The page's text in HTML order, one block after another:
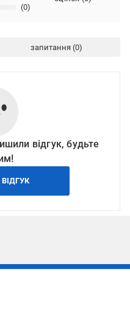
(0)
запитання
відгук, будьте